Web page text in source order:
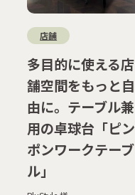
店舗
多目的に使える店
舗空間をもっと自
由に。テーブル兼
用の卓球台「ピン
ポンワークテーブ
ル」